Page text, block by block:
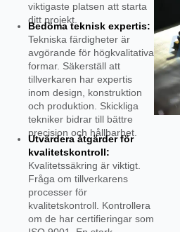
viktigaste platsen att starta
ditt projekt.
Bedöma teknisk expertis:
Tekniska färdigheter är
avgörande för högkvalitativa
formar. Säkerställ att
tillverkaren har expertis
inom design, konstruktion
och produktion. Skickliga
tekniker bidrar till bättre
precision och hållbarhet.
Utvärdera åtgärder för
kvalitetskontroll:
Kvalitetssäkring är viktigt.
Fråga om tillverkarens
processer för
kvalitetskontroll. Kontrollera
om de har certifieringar som